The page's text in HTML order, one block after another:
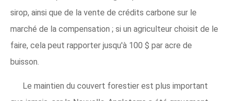
sirop, ainsi que de la vente de crédits carbone sur le
marché de la compensation ; si un agriculteur choisit de le
faire, cela peut rapporter jusqu'à 100 $ par acre de
buisson.
Le maintien du couvert forestier est plus important